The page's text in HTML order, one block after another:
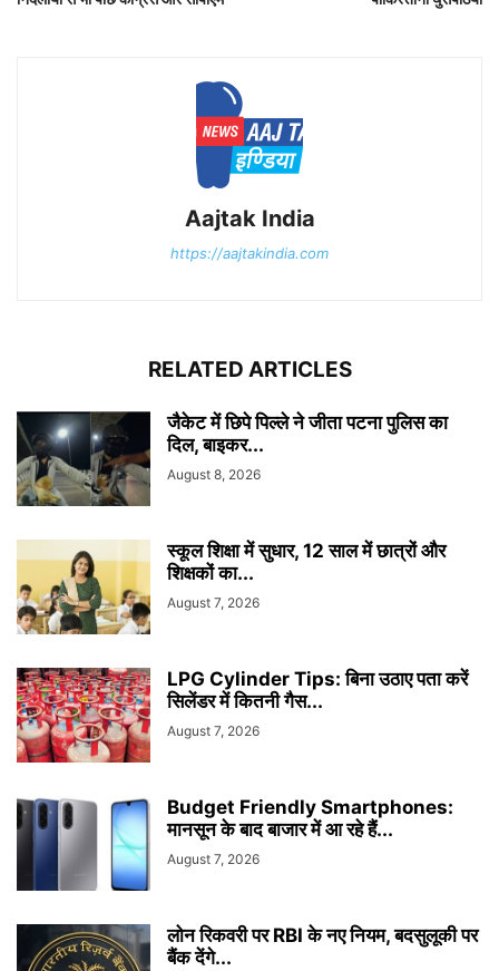
Aajtak India
https://aajtakindia.com
RELATED ARTICLES
जैकेट में छिपे पिल्ले ने जीता पटना पुलिस का
दिल, बाइकर...
August 8, 2026
स्कूल शिक्षा में सुधार, 12 साल में छात्रों और
शिक्षकों का...
August 7, 2026
LPG Cylinder Tips: बिना उठाए पता करें
सिलेंडर में कितनी गैस...
August 7, 2026
Budget Friendly Smartphones:
मानसून के बाद बाजार में आ रहे हैं...
August 7, 2026
लोन रिकवरी पर RBI के नए नियम, बदसुलूकी पर
बैंक देंगे...